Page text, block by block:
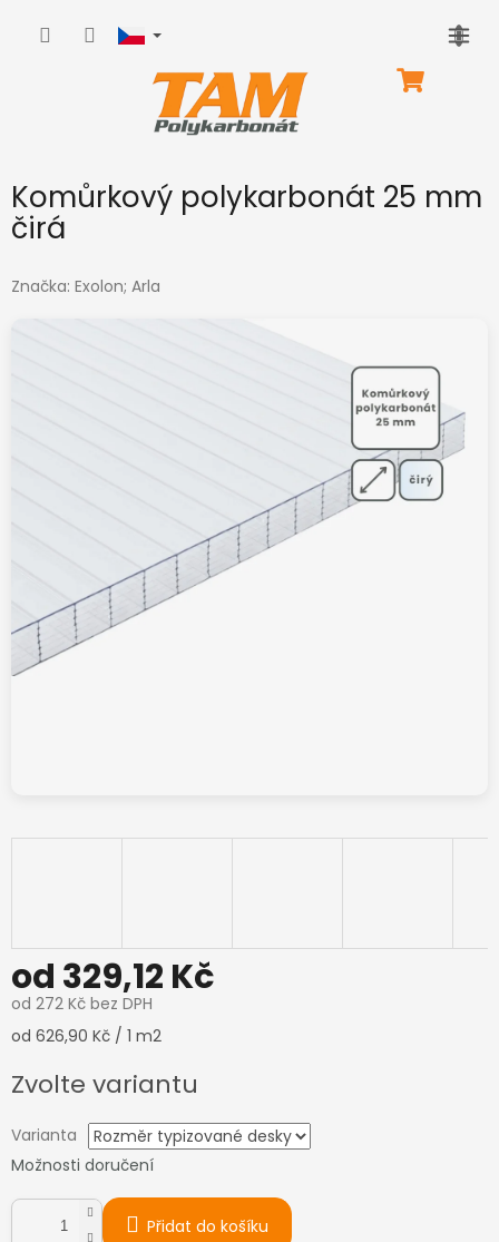
NÁKUPNÍ
Komůrkový polykarbonát 25 mm
čirá
Značka: Exolon; Arla
od 329,12 Kč
od 272 Kč bez DPH
Měrná
od 626,90 Kč / 1 m2
Zvolte variantu
Varianta
Možnosti doručení
Přidat do košíku